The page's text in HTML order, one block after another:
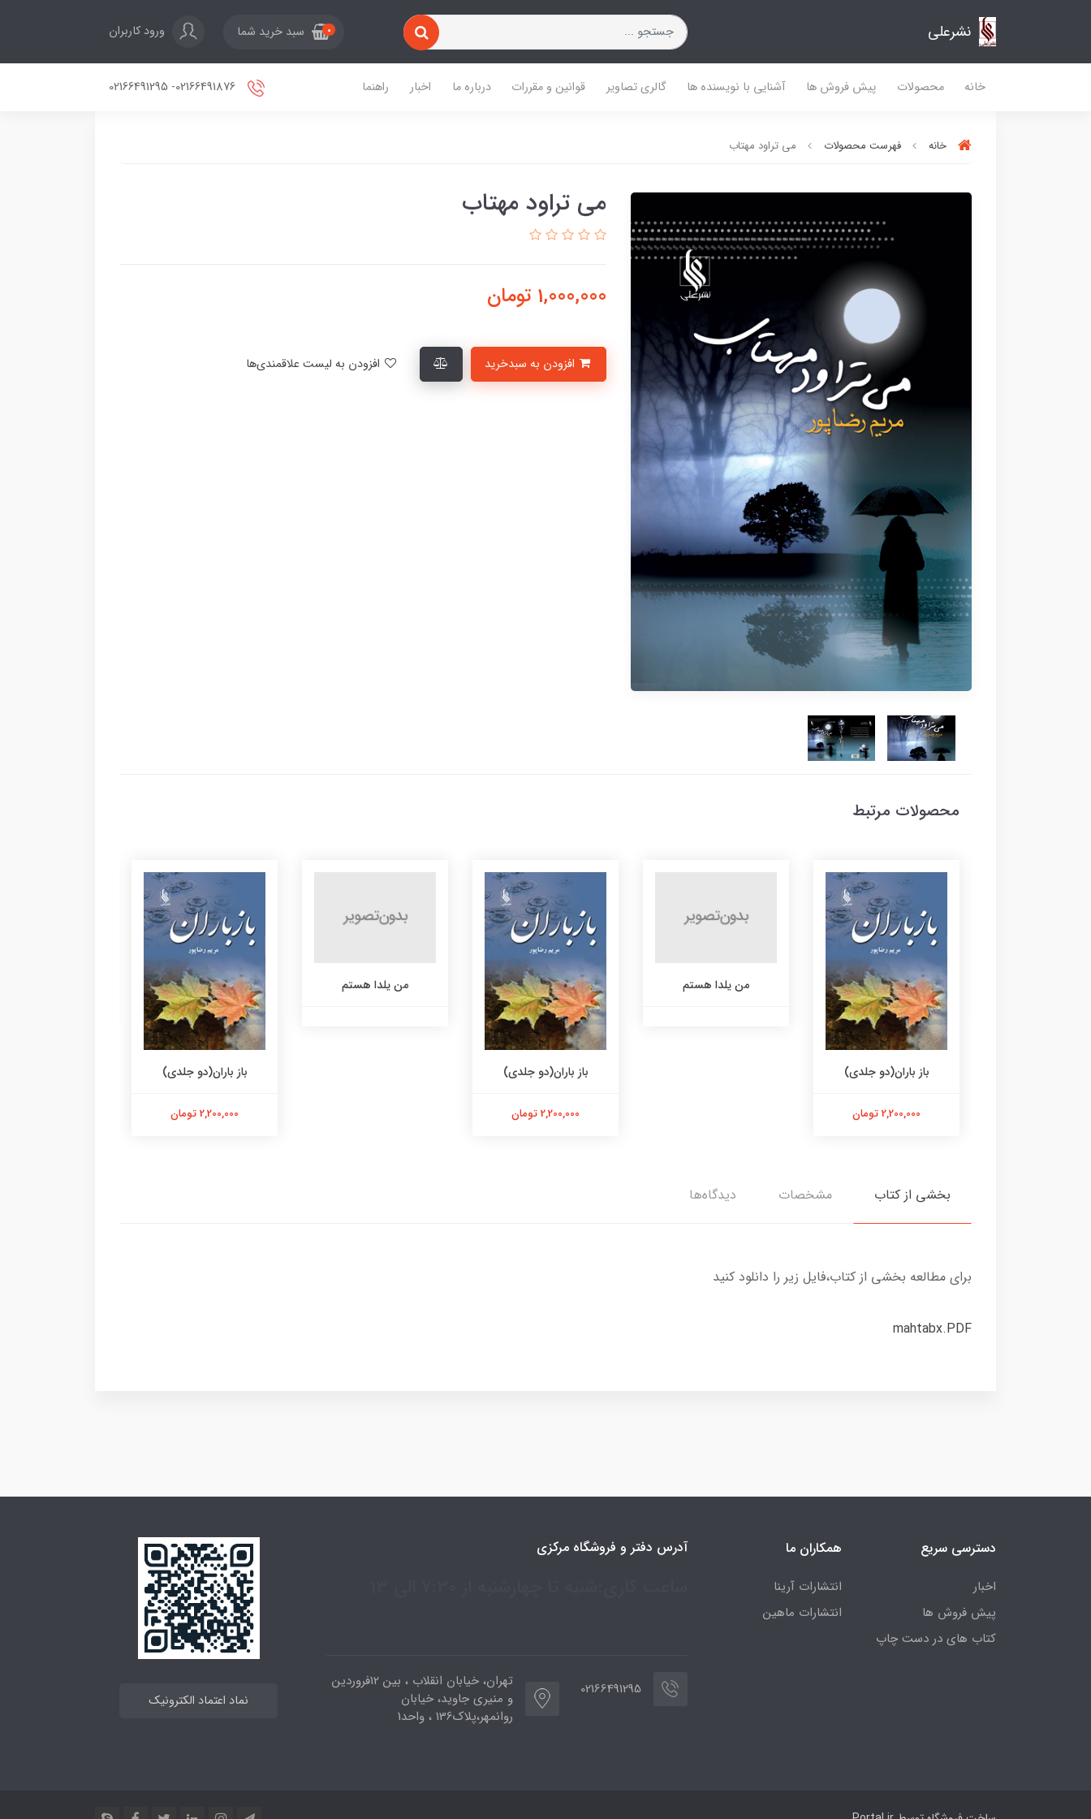
نشرعلی 0 سبد خرید شما ورود کاربران
خانه محصولات پیش فروش ها آشنایی با نویسنده ها گالری تصاویر قوانین و مقررات درباره ما اخبار راهنما
خانه فهرست محصولات می تراود مهتاب
می تراود مهتاب
1,000,000 تومان
محصولات مرتبط
باز باران(دو جلدی)
2,200,000 تومان
من یلدا هستم
باز باران(دو جلدی)
2,200,000 تومان
من یلدا هستم
باز باران(دو جلدی)
2,200,000 تومان
بخشی از کتاب مشخصات دیدگاه‌ها
برای مطالعه بخشی از کتاب،فایل زیر را دانلود کنید
mahtabx.PDF
دسترسی سریع
اخبار
پیش فروش ها
کتاب های در دست چاپ
همکاران ما
انتشارات آرینا
انتشارات ماهین
آدرس دفتر و فروشگاه مرکزی
02166491295
تهران، خیابان انقلاب ، بین 12فروردین
و منیری جاوید، خیابان
روانمهر،پلاک136 ، واحد1
نماد اعتماد الکترونیک